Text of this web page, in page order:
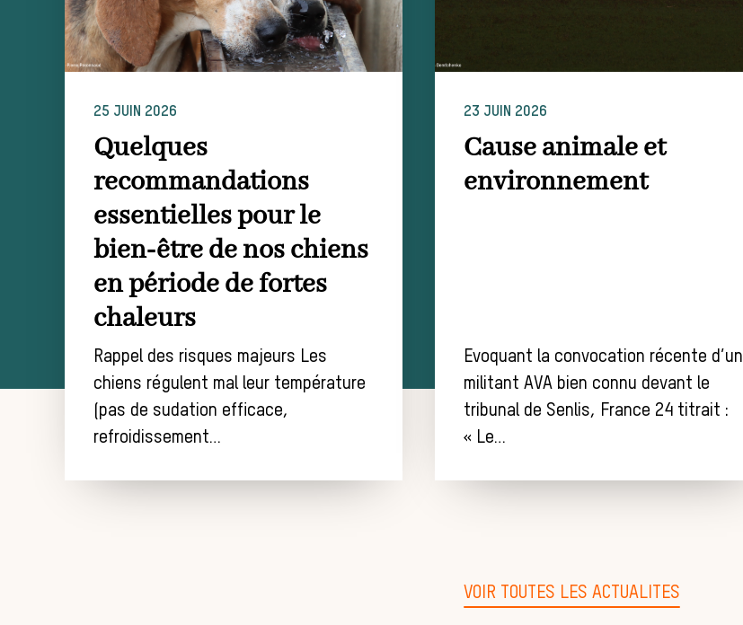
25 JUIN 2026
Quelques
recommandations
essentielles pour le
bien-être de nos chiens
en période de fortes
chaleurs
Rappel des risques majeurs Les
chiens régulent mal leur température
(pas de sudation efficace,
refroidissement…
23 JUIN 2026
Cause animale et
environnement
Evoquant la convocation récente d’un
militant AVA bien connu devant le
tribunal de Senlis, France 24 titrait :
« Le…
VOIR TOUTES LES ACTUALITES